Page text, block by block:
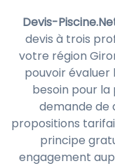
Devis-
devis à trois
votre région
pouvoir évaluer
besoin pour la
demande de
propositions
principe
engagement